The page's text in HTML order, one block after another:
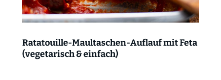
Ratatouille-Maultaschen-Auflauf mit Feta
(vegetarisch & einfach)